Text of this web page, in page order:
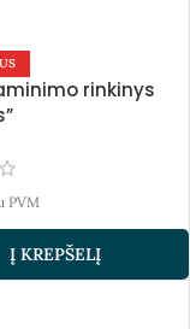
rinkinys
PVM
Į KREPŠELĮ